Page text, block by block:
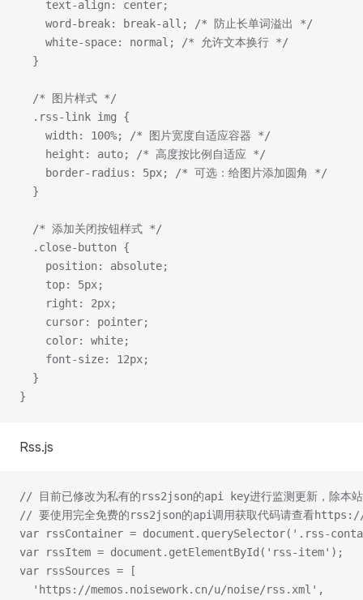
    text-align: center;
    word-break: break-all; /* 防止长单词溢出 */
    white-space: normal; /* 允许文本换行 */
  }
  /* 图片样式 */
  .rss-link img {
    width: 100%; /* 图片宽度自适应容器 */
    height: auto; /* 高度按比例自适应 */
    border-radius: 5px; /* 可选：给图片添加圆角 */
  }
  /* 添加关闭按钮样式 */
  .close-button {
    position: absolute;
    top: 5px;
    right: 2px;
    cursor: pointer;
    color: white;
    font-size: 12px;
  }
}
Rss.js
// 目前已修改为私有的rss2json的api key进行监测更新，除本站
// 要使用完全免费的rss2json的api调用获取代码请查看
var rssContainer = document.querySelector('.rss-
var rssItem = document.getElementById('rss-item');
var rssSources = [
  'https://memos.noisework.cn/u/noise/rss.xml',